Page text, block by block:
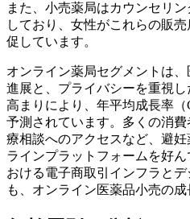
また、小売薬局はカウンセリ
しており、女性がこれらの販
促しています。
オンライン薬局セグメントは
進展と、プライバシーを重視
高まりにより、年平均成長率（
予測されています。多くの消
療相談へのアクセスなど、避
ラインプラットフォームを好
おける電子商取引インフラと
も、オンライン医薬品小売の成